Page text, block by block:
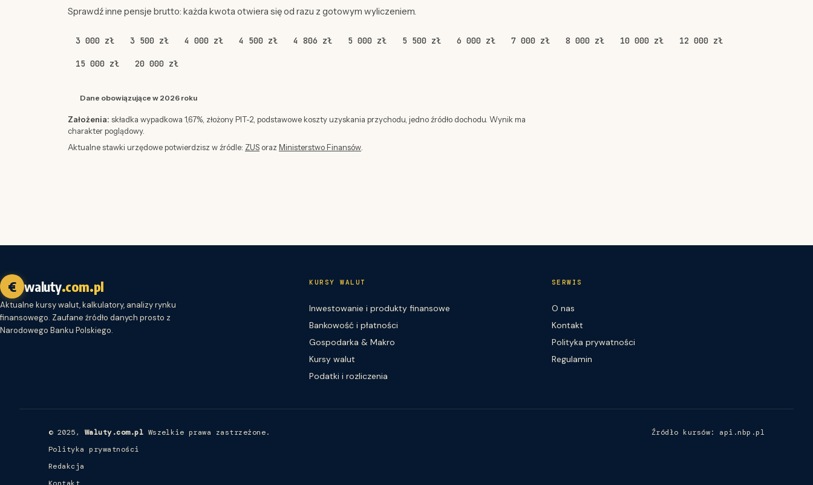
Sprawdź inne pensje brutto: każda kwota otwiera się od razu z gotowym wyliczeniem.
3 000 zł 3 500 zł 4 000 zł 4 500 zł 4 806 zł 5 000 zł 5 500 zł 6 000 zł 7 000 zł 8 000 zł 10 000 zł 12 000 zł
15 000 zł 20 000 zł
Dane obowiązujące w 2026 roku
Założenia: składka wypadkowa 1,67%, złożony PIT-2, podstawowe koszty uzyskania przychodu, jedno źródło dochodu. Wynik ma
charakter poglądowy.
Aktualne stawki urzędowe potwierdzisz w źródle: ZUS oraz Ministerstwo Finansów
€ waluty.com.pl
Aktualne kursy walut, kalkulatory, analizy rynku
finansowego. Zaufane źródło danych prosto z
Narodowego Banku Polskiego.
KURSY WALUT
Inwestowanie i produkty finansowe
Bankowość i płatności
Gospodarka & Makro
Kursy walut
Podatki i rozliczenia
SERWIS
O nas
Kontakt
Polityka prywatności
Regulamin
© 2025, Waluty.com.pl Wszelkie prawa zastrzeżone.
Polityka prywatności
Redakcja
Źródło kursów: api.nbp.pl